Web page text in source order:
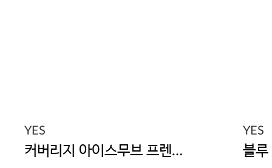
YES
커버리지 아이스무브 프렌치 팬티
YES
블루